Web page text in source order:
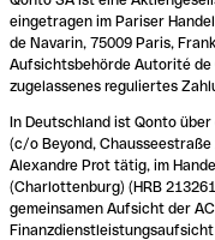
eingetragen im Pariser
de Navarin, 75009 Paris,
Aufsichtsbehörde Autorité de
zugelassenes reguliertes
In Deutschland ist Qonto
(c/o Beyond,
Alexandre Prot tätig, im
(Charlottenburg) (HRB
gemeinsamen Aufsicht der
Finanzdienstleistungsaufsicht